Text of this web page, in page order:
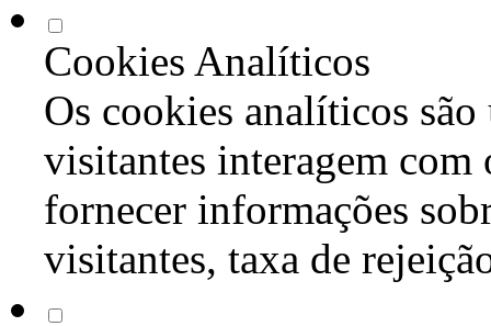
Cookies Analíticos
Os cookies analíticos são
visitantes interagem com
fornecer informações
visitantes, taxa de